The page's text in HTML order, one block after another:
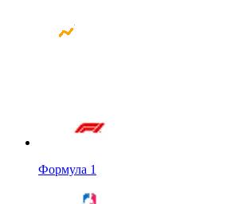
Формула 1